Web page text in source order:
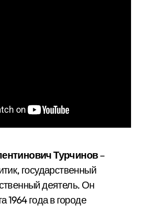
Турчинов–
государственный
деятель. Он
1964 года в городе